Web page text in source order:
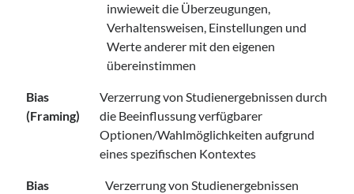
inwieweit die Überzeugungen,
Verhaltensweisen, Einstellungen und
Werte anderer mit den eigenen
übereinstimmen
Bias
(Framing)
Verzerrung von Studienergebnissen durch
die Beeinflussung verfügbarer
Optionen/Wahlmöglichkeiten aufgrund
eines spezifischen Kontextes
Bias
Verzerrung von Studienergebnissen